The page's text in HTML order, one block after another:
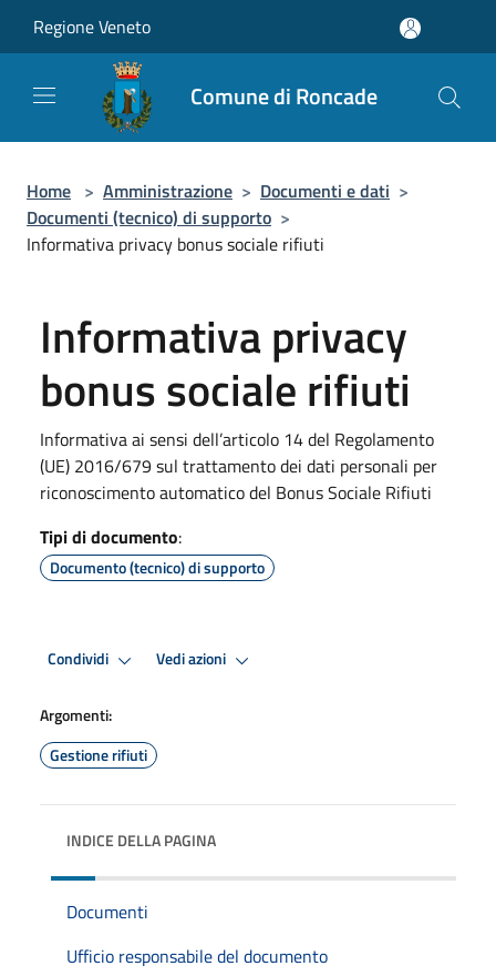
Regione Veneto
Comune di Roncade
Home > Amministrazione > Documenti e dati >
Documenti (tecnico) di supporto >
Informativa privacy bonus sociale rifiuti
Informativa privacy
bonus sociale rifiuti
Informativa ai sensi dell’articolo 14 del Regolamento
(UE) 2016/679 sul trattamento dei dati personali per
riconoscimento automatico del Bonus Sociale Rifiuti
Tipi di documento:
Documento (tecnico) di supporto
Condividi Vedi azioni
Argomenti:
Gestione rifiuti
INDICE DELLA PAGINA
Documenti
Ufficio responsabile del documento